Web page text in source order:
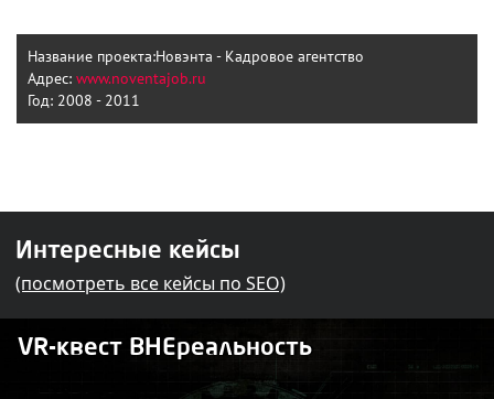
Название проекта:Новэнта - Кадровое агентство
Адрес: www.noventajob.ru
Год: 2008 - 2011
Интересные кейсы
(посмотреть все кейсы по SEO)
VR-квест ВНЕреальность